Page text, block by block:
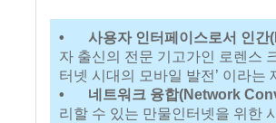
•
사용자 인터페이스로서 인
자 출신의 전문 기고가인 로렌스
터넷 시대의 모바일 발전’ 이라는
•
네트워크 융합(Network
리할 수 있는 만물인터넷을 위한